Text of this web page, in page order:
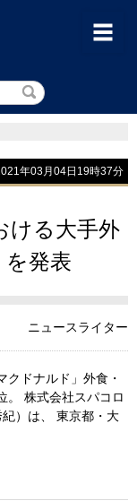
年03月04日19時37分
ける大手外
発表
ニュースライター
クドナルド」外食・
。 株式会社スパコロ
紀）は、 東京都・大